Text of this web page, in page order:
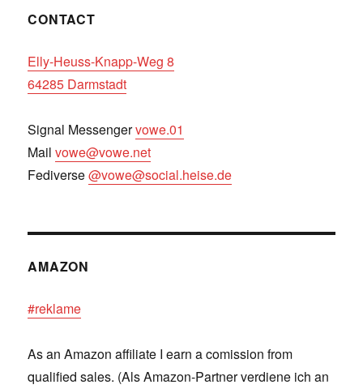
CONTACT
Elly-Heuss-Knapp-Weg 8
64285 Darmstadt
Signal Messengervowe.01
Mailvowe@vowe.net
Fediverse@vowe@social.heise.de
AMAZON
#reklame
As an Amazon affiliate I earn a comission from
qualified sales. (Als Amazon-Partner verdiene ich an